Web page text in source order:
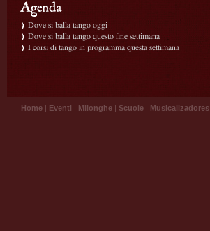
Dove si balla tango oggi
Dove si balla tango questo fine settimana
I corsi di tango in programma questa settimana
Home | Eventi | Milonghe | Scuole | Musicalizadores